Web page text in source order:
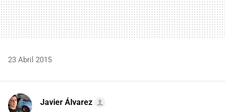
23 Abril 2015
Javier Álvarez